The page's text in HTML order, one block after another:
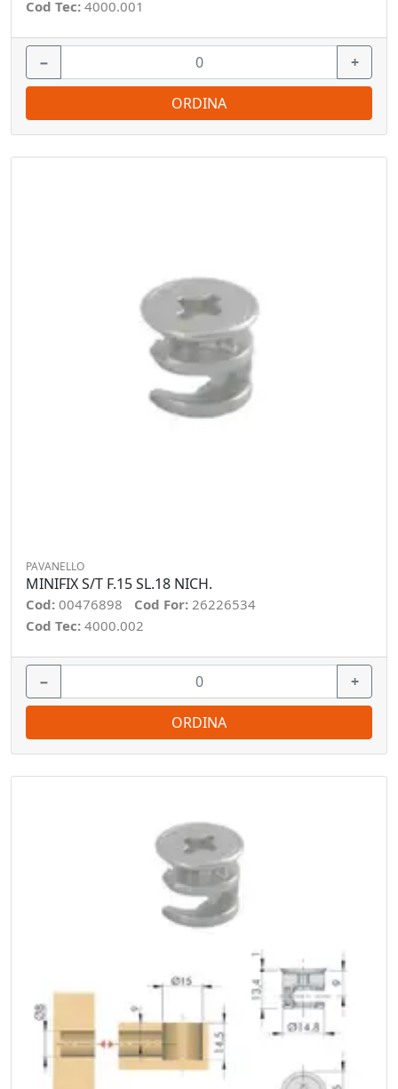
Cod Tec: 4000.001
− +
ORDINA
PAVANELLO
MINIFIX S/T F.15 SL.18 NICH.
Cod: 00476898 Cod For: 26226534
Cod Tec: 4000.002
− +
ORDINA